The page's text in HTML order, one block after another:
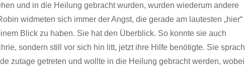
und in die Heilung gebracht wurden, wurden wiederum andere
widmeten sich immer der Angst, die gerade am lautesten „hier“
Blick zu haben. Sie hat den Überblick. So konnte sie auch
sondern still vor sich hin litt, jetzt ihre Hilfe benötigte. Sie sprach
zutage getreten und wollte in die Heilung gebracht werden, wobei